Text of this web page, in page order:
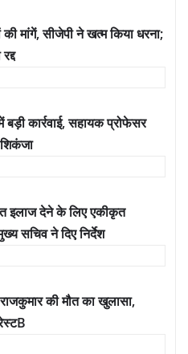
की मांगें, सीजेपी ने खत्म किया धरना;
बड़ी कार्रवाई, सहायक प्रोफेसर
इलाज देने के लिए एकीकृत
सचिव ने दिए निर्देश
की मौत का खुलासा,